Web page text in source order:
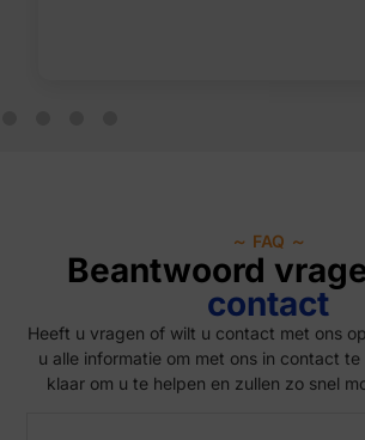
～ FAQ ～
Beantwoord
contact
Heeft u vragen of wilt u contact met ons
u alle informatie om met ons in contact
klaar om u te helpen en zullen zo snel